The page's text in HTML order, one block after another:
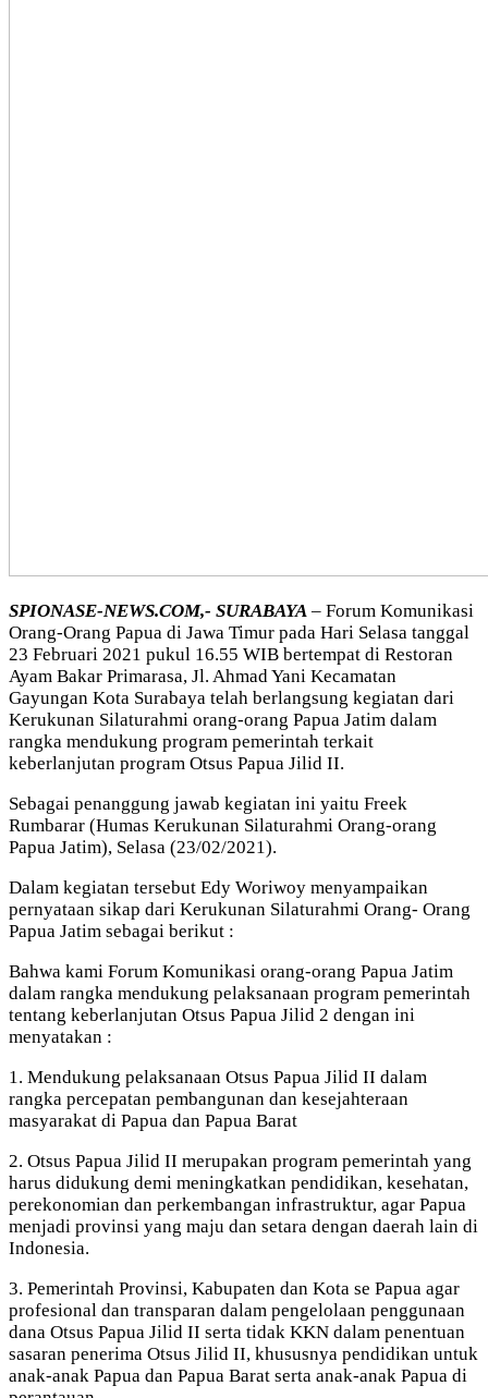
SPIONASE-NEWS.COM,- SURABAYA – Forum Komunikasi
Orang-Orang Papua di Jawa Timur pada Hari Selasa tanggal
23 Februari 2021 pukul 16.55 WIB bertempat di Restoran
Ayam Bakar Primarasa, Jl. Ahmad Yani Kecamatan
Gayungan Kota Surabaya telah berlangsung kegiatan dari
Kerukunan Silaturahmi orang-orang Papua Jatim dalam
rangka mendukung program pemerintah terkait
keberlanjutan program Otsus Papua Jilid II.
Sebagai penanggung jawab kegiatan ini yaitu Freek
Rumbarar (Humas Kerukunan Silaturahmi Orang-orang
Papua Jatim), Selasa (23/02/2021).
Dalam kegiatan tersebut Edy Woriwoy menyampaikan
pernyataan sikap dari Kerukunan Silaturahmi Orang- Orang
Papua Jatim sebagai berikut :
Bahwa kami Forum Komunikasi orang-orang Papua Jatim
dalam rangka mendukung pelaksanaan program pemerintah
tentang keberlanjutan Otsus Papua Jilid 2 dengan ini
menyatakan :
1. Mendukung pelaksanaan Otsus Papua Jilid II dalam
rangka percepatan pembangunan dan kesejahteraan
masyarakat di Papua dan Papua Barat
2. Otsus Papua Jilid II merupakan program pemerintah yang
harus didukung demi meningkatkan pendidikan, kesehatan,
perekonomian dan perkembangan infrastruktur, agar Papua
menjadi provinsi yang maju dan setara dengan daerah lain di
Indonesia.
3. Pemerintah Provinsi, Kabupaten dan Kota se Papua agar
profesional dan transparan dalam pengelolaan penggunaan
dana Otsus Papua Jilid II serta tidak KKN dalam penentuan
sasaran penerima Otsus Jilid II, khususnya pendidikan untuk
anak-anak Papua dan Papua Barat serta anak-anak Papua di